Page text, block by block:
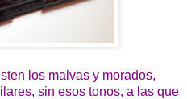
los malvas y morados,
sin esos tonos, a las que